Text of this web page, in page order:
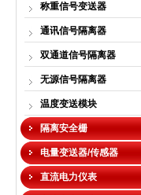
称重信号变送器
通讯信号隔离器
双通道信号隔离器
无源信号隔离器
温度变送模块
隔离安全栅
电量变送器/传感器
直流电力仪表